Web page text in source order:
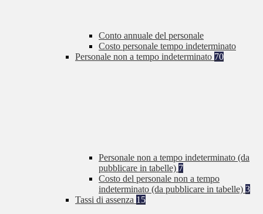
Conto annuale del personale
Costo personale tempo indeterminato
Personale non a tempo indeterminato 70
Personale non a tempo indeterminato (da
pubblicare in tabelle) 7
Costo del personale non a tempo
indeterminato (da pubblicare in tabelle) 3
Tassi di assenza 15